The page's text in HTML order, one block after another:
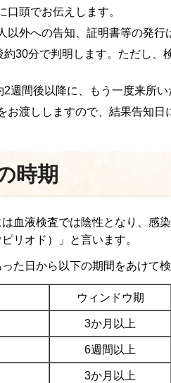
口頭でお伝えします。
以外への告知、証明書等の発行
約30分で判明します。ただし
週間後以降に、もう一度来所い
お渡ししますので、結果告知日
時期
血液検査では陰性となり、感
リオド）」と言います。
た日から以下の期間をあけて
ウィンドウ期
3か月以上
6週間以上
3か月以上